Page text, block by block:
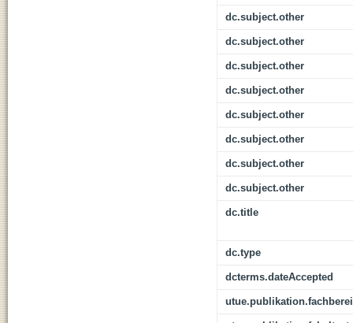
dc.subject.other
dc.subject.other
dc.subject.other
dc.subject.other
dc.subject.other
dc.subject.other
dc.subject.other
dc.subject.other
dc.title
dc.type
dcterms.dateAccepted